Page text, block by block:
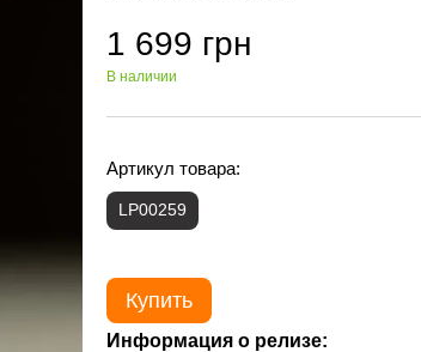
1 699 грн
В наличии
Артикул товара:
LP00259
Купить
Информация о релизе: